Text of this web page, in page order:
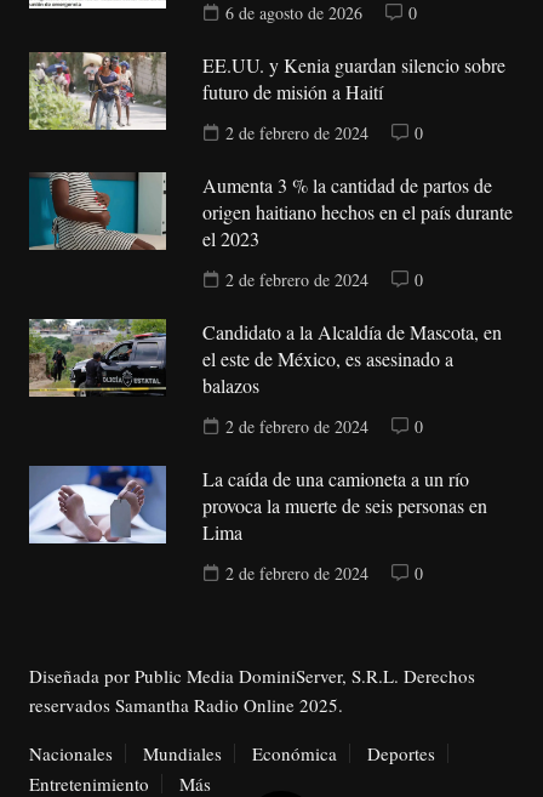
6 de agosto de 2026 0
EE.UU. y Kenia guardan silencio sobre
futuro de misión a Haití
2 de febrero de 2024 0
Aumenta 3 % la cantidad de partos de
origen haitiano hechos en el país durante
el 2023
2 de febrero de 2024 0
Candidato a la Alcaldía de Mascota, en
el este de México, es asesinado a
balazos
2 de febrero de 2024 0
La caída de una camioneta a un río
provoca la muerte de seis personas en
Lima
2 de febrero de 2024 0
Diseñada por Public Media DominiServer, S.R.L. Derechos
reservados Samantha Radio Online 2025.
Nacionales
Mundiales Económica
Deportes
Entretenimiento
Más